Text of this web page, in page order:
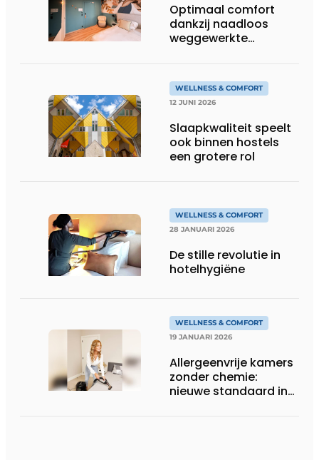
Optimaal comfort
dankzij naadloos
weggewerkte
WELLNESS & COMFORT
12 JUNI 2026
Slaapkwaliteit speelt
ook binnen hostels
een grotere rol
WELLNESS & COMFORT
28 JANUARI 2026
De stille revolutie in
hotelhygiëne
WELLNESS & COMFORT
19 JANUARI 2026
Allergeenvrije kamers
zonder chemie:
nieuwe standaard in